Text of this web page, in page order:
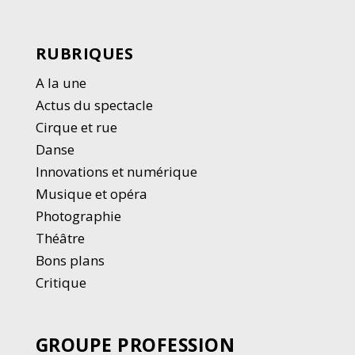
RUBRIQUES
A la une
Actus du spectacle
Cirque et rue
Danse
Innovations et numérique
Musique et opéra
Photographie
Théâtre
Bons plans
Critique
GROUPE PROFESSION